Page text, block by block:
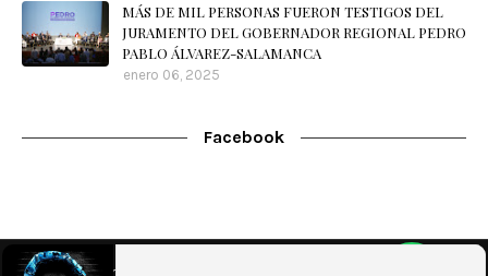
MÁS DE MIL PERSONAS FUERON TESTIGOS DEL
JURAMENTO DEL GOBERNADOR REGIONAL PEDRO
PABLO ÁLVAREZ-SALAMANCA
enero 06, 2025
Facebook
Home